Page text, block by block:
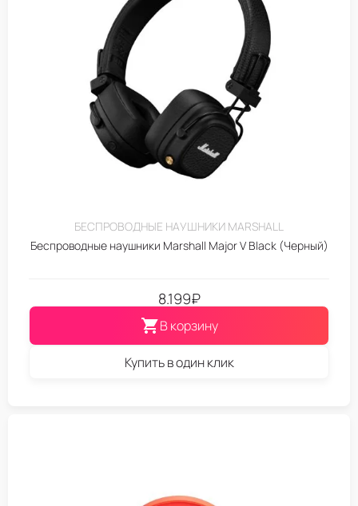
БЕСПРОВОДНЫЕ НАУШНИКИ MARSHALL
Беспроводные наушники Marshall Major V Black (Черный)
8.199₽
В корзину
Купить в один клик